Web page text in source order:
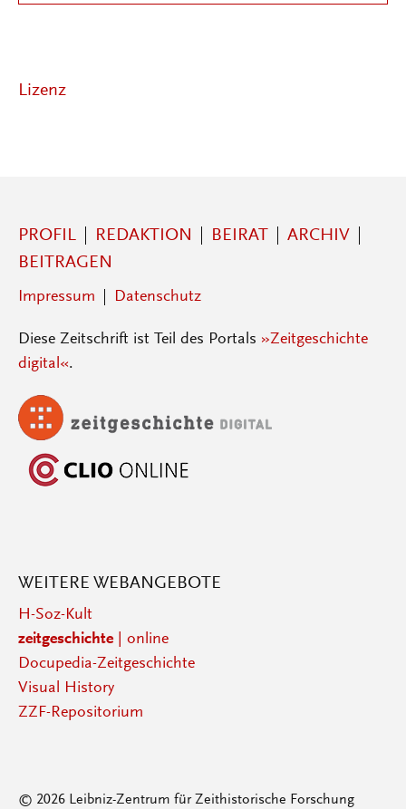
Lizenz
PROFIL REDAKTION BEIRAT
ARCHIV
BEITRAGEN
Impressum Datenschutz
Diese Zeitschrift ist Teil des Portals »Zeitgeschichte
digital«.
WEITERE WEBANGEBOTE
H-Soz-Kult
zeitgeschichte| online
Docupedia-Zeitgeschichte
Visual History
ZZF-Repositorium
© 2026 Leibniz-Zentrum für Zeithistorische Forschung